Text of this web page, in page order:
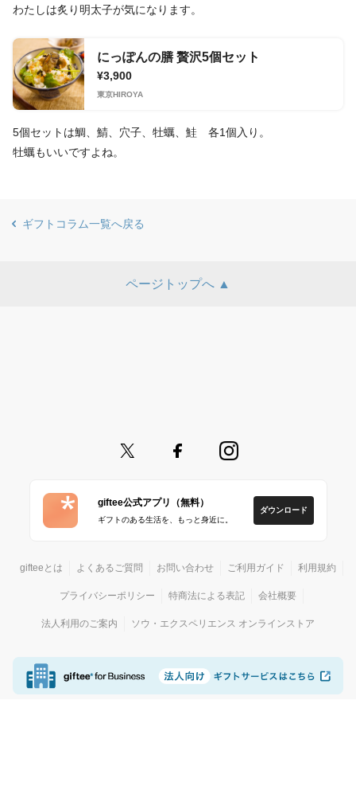
わたしは炙り明太子が気になります。
にっぽんの膳 贅沢5個セット
¥3,900
東京HIROYA
5個セットは鯛、鯖、穴子、牡蠣、鮭 各1個入り。
牡蠣もいいですよね。
ギフトコラム一覧へ戻る
ページトップへ ▲
giftee公式アプリ（無料）
ギフトのある生活を、もっと身近に。
ダウンロード
gifteeとは よくあるご質問 お問い合わせ ご利用ガイド 利用規約
プライバシーポリシー 特商法による表記 会社概要
法人利用のご案内 ソウ・エクスペリエンス オンラインストア